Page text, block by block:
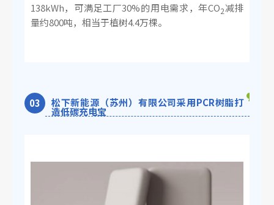
138kWh，可满足工厂30%的用电需求，年CO2减排
量约800吨，相当于植树4.4万棵。
03 松下新能源（苏州）有限公司采用PCR树脂打
造低碳充电宝